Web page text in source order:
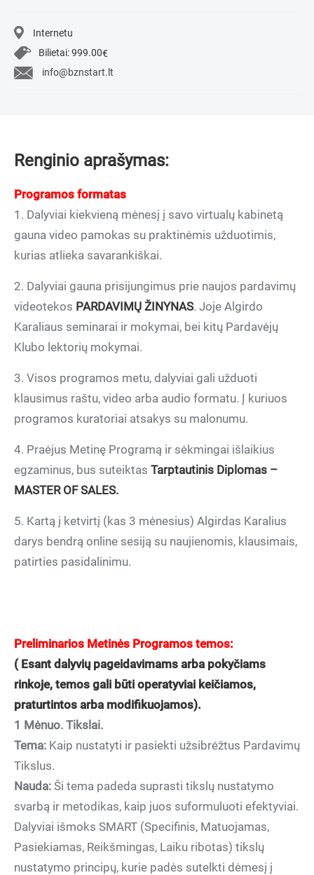
Internetu
Bilietai:999.00€
info@bznstart.lt
Renginio aprašymas:
Programos formatas
1. Dalyviai kiekvieną mėnesį į savo virtualų kabinetą
gauna video pamokas su praktinėmis užduotimis,
kurias atlieka savarankiškai.
2. Dalyviai gauna prisijungimus prie naujos pardavimų
videotekos PARDAVIMŲ ŽINYNAS. Joje Algirdo
Karaliaus seminarai ir mokymai, bei kitų Pardavėjų
Klubo lektorių mokymai.
3. Visos programos metu, dalyviai gali užduoti
klausimus raštu, video arba audio formatu. Į kuriuos
programos kuratoriai atsakys su malonumu.
4. Praėjus Metinę Programą ir sėkmingai išlaikius
egzaminus, bus suteiktas Tarptautinis Diplomas –
MASTER OF SALES.
5. Kartą į ketvirtį (kas 3 mėnesius) Algirdas Karalius
darys bendrą online sesiją su naujienomis, klausimais,
patirties pasidalinimu.
Preliminarios Metinės Programos temos:
( Esant dalyvių pageidavimams arba pokyčiams
rinkoje, temos gali būti operatyviai keičiamos,
praturtintos arba modifikuojamos).
1 Mėnuo. Tikslai.
Tema: Kaip nustatyti ir pasiekti užsibrėžtus Pardavimų
Tikslus.
Nauda: Ši tema padeda suprasti tikslų nustatymo
svarbą ir metodikas, kaip juos suformuluoti efektyviai.
Dalyviai išmoks SMART (Specifinis, Matuojamas,
Pasiekiamas, Reikšmingas, Laiku ribotas) tikslų
nustatymo principų, kurie padės sutelkti dėmesį į